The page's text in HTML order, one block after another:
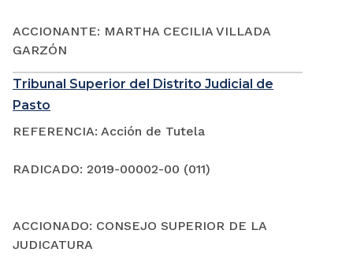
ACCIONANTE: MARTHA CECILIA VILLADA
GARZÓN
Tribunal Superior del Distrito Judicial de
Pasto
REFERENCIA: Acción de Tutela
RADICADO: 2019-00002-00 (011)
ACCIONADO: CONSEJO SUPERIOR DE LA
JUDICATURA